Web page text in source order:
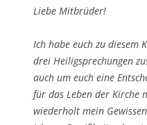
Liebe Mitbrüder!
Ich habe euch zu diesem
drei Heiligsprechungen
auch um euch eine
für das Leben der Kirche
wiederholt mein